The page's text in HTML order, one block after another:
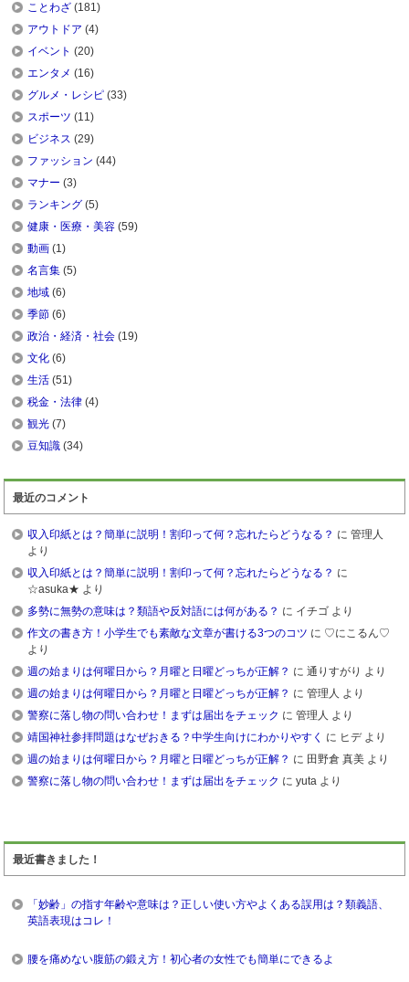
ことわざ (181)
アウトドア (4)
イベント (20)
エンタメ (16)
グルメ・レシピ (33)
スポーツ (11)
ビジネス (29)
ファッション (44)
マナー (3)
ランキング (5)
健康・医療・美容 (59)
動画 (1)
名言集 (5)
地域 (6)
季節 (6)
政治・経済・社会 (19)
文化 (6)
生活 (51)
税金・法律 (4)
観光 (7)
豆知識 (34)
最近のコメント
収入印紙とは？簡単に説明！割印って何？忘れたらどうなる？ に 管理人
より
収入印紙とは？簡単に説明！割印って何？忘れたらどうなる？ に
☆asuka★ より
多勢に無勢の意味は？類語や反対語には何がある？ に イチゴ より
作文の書き方！小学生でも素敵な文章が書ける3つのコツ に ♡にこるん♡
より
週の始まりは何曜日から？月曜と日曜どっちが正解？ に 通りすがり より
週の始まりは何曜日から？月曜と日曜どっちが正解？ に 管理人 より
警察に落し物の問い合わせ！まずは届出をチェック に 管理人 より
靖国神社参拝問題はなぜおきる？中学生向けにわかりやすく に ヒデ より
週の始まりは何曜日から？月曜と日曜どっちが正解？ に 田野倉 真美 より
警察に落し物の問い合わせ！まずは届出をチェック に yuta より
最近書きました！
「妙齢」の指す年齢や意味は？正しい使い方やよくある誤用は？類義語、
英語表現はコレ！
腰を痛めない腹筋の鍛え方！初心者の女性でも簡単にできるよ